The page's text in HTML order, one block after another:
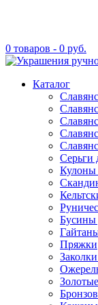
0 товаров - 0 руб.
Каталог
Серьги
Кулоны
Бусины
Пряжки